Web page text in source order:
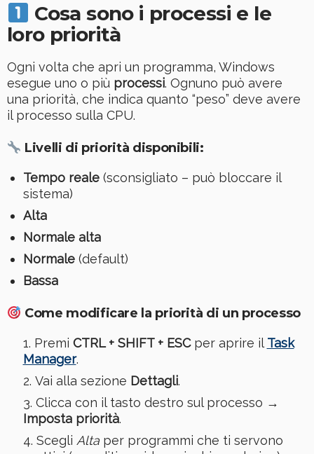
Cosa sono i processi e le
loro priorità
Ogni volta che apri un programma, Windows
esegue uno o più processi. Ognuno può avere
una priorità, che indica quanto “peso” deve avere
il processo sulla CPU.
Livelli di priorità disponibili:
Tempo reale(sconsigliato – può bloccare il
sistema)
Alta
Normale alta
Normale(default)
Bassa
Come modificare la priorità di un processo
Premi CTRL + SHIFT + ESCper aprire il Task
Manager.
Vai alla sezione Dettagli.
Clicca con il tasto destro sul processo →
Imposta priorità.
Scegli Altaper programmi che ti servono